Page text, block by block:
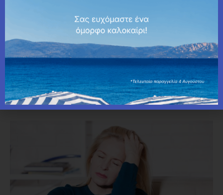
Οι διακυμάνσεις της διάθεσης είναι κάτι περισσότερο από
φευγαλέες αλλαγές στα συναισθήματα- μπορούν να
επηρεάσουν σημαντικά την καθημερινή ζωή, τις σχέσεις και τη
συνολική ευημερία.